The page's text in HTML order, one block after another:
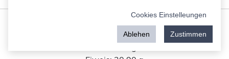
115.00 Kcal
Cookies Einstelleungen
Ablehen Zustimmen